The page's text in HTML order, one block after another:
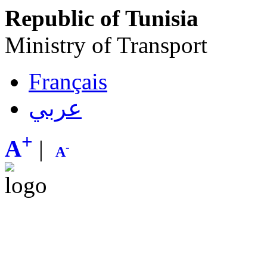
Republic of Tunisia
Ministry of Transport
Français
عربي
A+ | A-